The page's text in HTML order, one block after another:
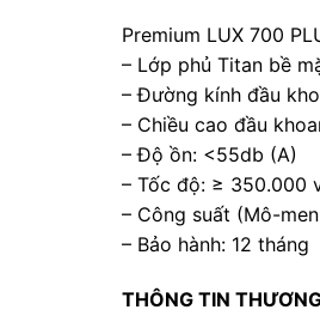
Premium LUX 700
– Lớp phủ Titan bề
– Đường kính đầu
– Chiều cao đầu
– Độ ồn: <55db (A)
– Tốc độ: ≥ 350.000
– Công suất (Mô-
– Bảo hành: 12 tháng
THÔNG TIN